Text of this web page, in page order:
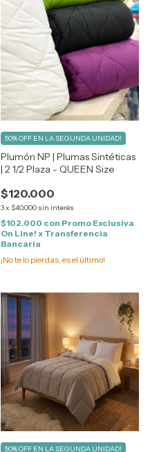
Plumón NP | Plumas Sintéticas
| 2 1/2 Plaza - QUEEN Size
$120.000
3x $40.000 sin interés
50% OFF EN LA SEGUNDA UNIDAD!
$102.000 con Promo Exclusiva
On Line! x Transferencia
Bancaria
¡No te lo pierdas, es el último!
50% OFF EN LA SEGUNDA UNIDAD!